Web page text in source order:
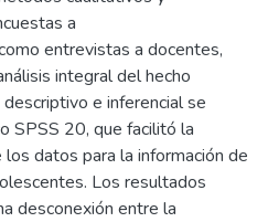
a
entrevistas a docentes,
integral del hecho
e inferencial se
SPSS 20, que facilitó la
datos para la información de
Los resultados
desconexión entre la